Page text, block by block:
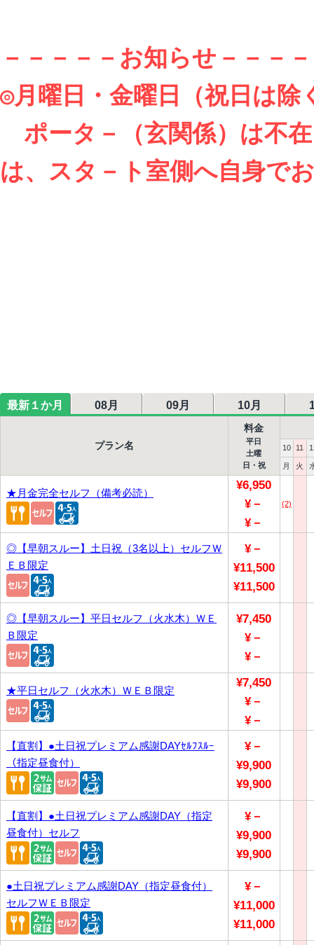
－－－－－お知らせ－－－
◎月曜日・金曜日（祝日は除
ポータ－（玄関係）は不
は、スタ－ト室側へ自身で
最新１か月 08月 09月 10月
プラン名
料金
平日
土曜
日・祝
10 11
月 火
★月金完全セルフ（備考必読）
¥6,950
¥－
¥－
(2)
◎【早朝スルー】土日祝（3名以上）セルフＷ
ＥＢ限定
¥－
¥11,500
¥11,500
◎【早朝スルー】平日セルフ（火水木）ＷＥ
Ｂ限定
¥7,450
¥－
¥－
★平日セルフ（火水木）ＷＥＢ限定
¥7,450
¥－
¥－
【直割】●土日祝プレミアム感謝DAYｾﾙﾌｽﾙｰ
（指定昼食付）
¥－
¥9,900
¥9,900
【直割】●土日祝プレミアム感謝DAY（指定
昼食付）セルフ
¥－
¥9,900
¥9,900
●土日祝プレミアム感謝DAY（指定昼食付）
セルフＷＥＢ限定
¥－
¥11,000
¥11,000